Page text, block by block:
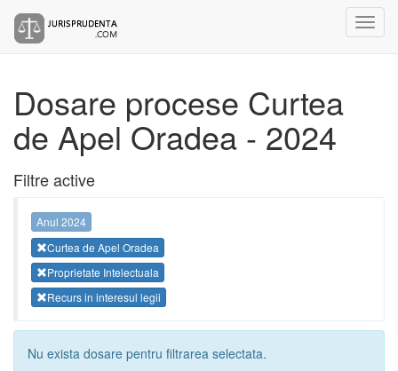
Dosare procese Curtea
de Apel Oradea - 2024
Filtre active
Anul 2024
Curtea de Apel Oradea
Proprietate Intelectuala
Recurs in interesul legii
Nu exista dosare pentru filtrarea selectata.